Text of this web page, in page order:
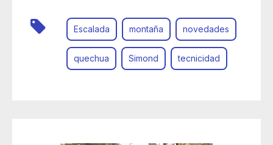
Escalada montaña novedades
quechua Simond tecnicidad